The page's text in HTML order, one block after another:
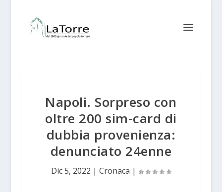
Napoli. Sorpreso con
oltre 200 sim-card di
dubbia provenienza:
denunciato 24enne
Dic 5, 2022 | Cronaca |